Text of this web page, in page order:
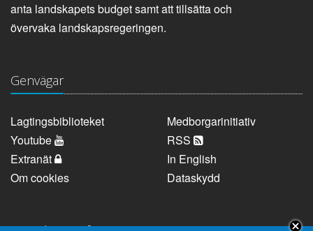
anta landskapets budget samt att tillsätta och
övervaka landskapsregeringen.
Genvägar
Lagtingsbiblioteket
Medborgarinitiativ
Youtube
RSS
Extranät
In English
Om cookies
Dataskydd